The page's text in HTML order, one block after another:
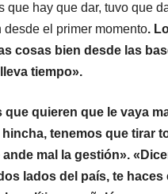
que hay que dar, tuvo que
el primer momento.
cosas bien desde las
tiempo».
que quieren que le vaya
tenemos que tirar
mal la gestión».
lados del país, te